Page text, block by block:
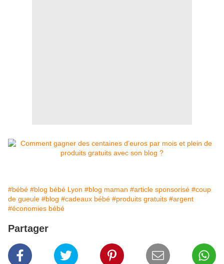
#bébé #blog bébé Lyon #blog maman #article sponsorisé #coup
de gueule #blog #cadeaux bébé #produits gratuits #argent
#économies bébé
Partager